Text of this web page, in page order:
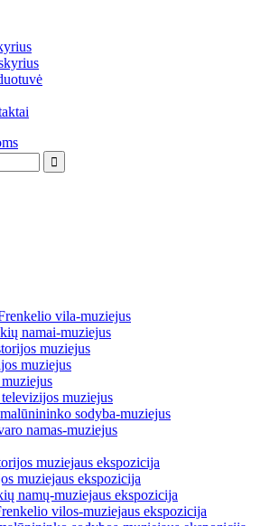
vila-muziejus
namai-muziejus
muziejus
muziejus
muziejus
sodyba-muziejus
namas-muziejus
muziejaus ekspozicija
muziejaus ekspozicija
namų-muziejaus ekspozicija
vilos-muziejaus ekspozicija